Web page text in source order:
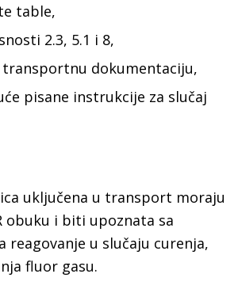
table,
2.3, 5.1 i 8,
dokumentaciju,
pisane instrukcije za slučaj
uključena u transport moraju
obuku i biti upoznata sa
reagovanje u slučaju curenja,
fluor gasu.